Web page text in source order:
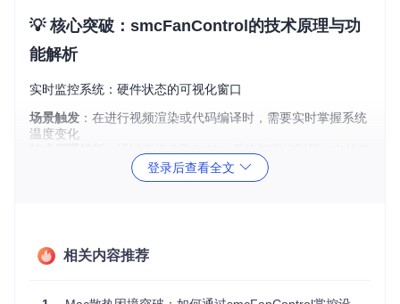
💡 核心突破：smcFanControl的技术原理与功
能解析
实时监控系统：硬件状态的可视化窗口
场景触发 ：在进行视频渲染或代码编译时，需要实时掌握系统
温度变化
感器数据，该功能能够实时采集并显示CPU、GPU及各核心区
域温度，采样频率达到每秒2次
智能转速调节：突破系统限制的关键功能
登录后查看全文
相关内容推荐